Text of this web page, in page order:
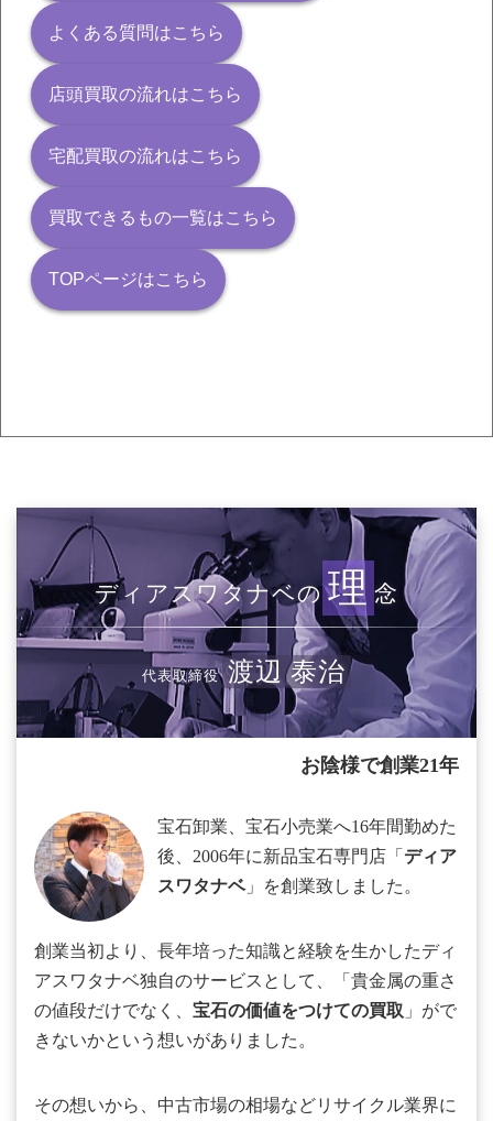
よくある質問はこちら
店頭買取の流れはこちら
宅配買取の流れはこちら
買取できるもの一覧はこちら
TOPページはこちら
ディアスワタナベの 理 念
代表取締役 渡辺 泰治
お陰様で創業21年
宝石卸業、宝石小売業へ16年間勤めた
後、2006年に新品宝石専門店「 ディア
スワタナベ」を創業致しました。
創業当初より、長年培った知識と経験を生かしたディ
アスワタナベ独自のサービスとして、「貴金属の重さ
の値段だけでなく、 宝石の価値をつけての買取 」がで
きないかという想いがありました。
その想いから、中古市場の相場などリサイクル業界に